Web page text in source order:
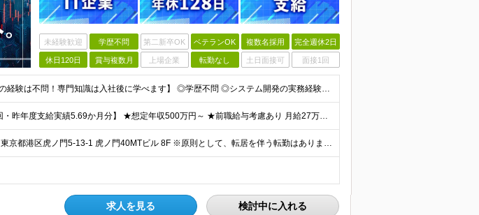
未経験歓迎 学歴不問 第二新卒OK ベテランOK 複数名採用 完全週休2日
休日120日 賞与複数月 上場企業 転勤なし 土日面接可 面接1回
【金融業界の経験は不問！専門知識は入社後に学べます】 ◎学歴不問 ◎システム開発の実務経験をお持ちの方 └3年以上・Java、C#いずれかの使用経験をお持ちの方を想定しております 【以下のような方は
【賞与年3回・昨年度支給実績5.69か月分】 ★想定年収500万円～ ★前職給与考慮あり 月給27万円～59万円 +残業代全額支給(1分単位、監督職以下) +人事評価による賞与年2回（4月/10月）
◎本社勤務 東京都港区虎ノ門5-13-1 虎ノ門40MTビル 8F ※原則として、転居を伴う転勤はありません ※(変更の範囲)上記を除く当社関連勤務地
求人を見る 検討中に入れる